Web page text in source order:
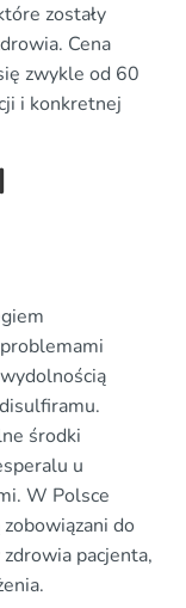
zostały
Cena
zwykle od 60
i konkretnej
środki
u
W Polsce
do
pacjenta,